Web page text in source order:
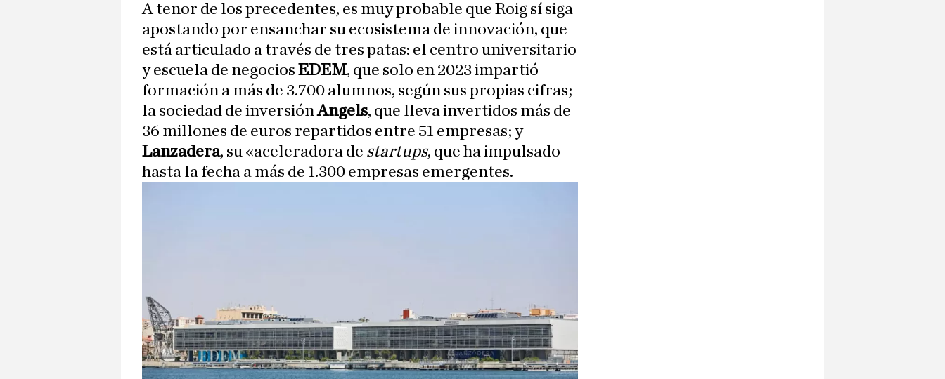
A tenor de los precedentes, es muy probable que Roig sí siga
apostando por ensanchar su ecosistema de innovación, que
está articulado a través de tres patas: el centro universitario
y escuela de negocios EDEM, que solo en 2023 impartió
formación a más de 3.700 alumnos, según sus propias cifras;
la sociedad de inversiónAngels, que lleva invertidos más de
36 millones de euros repartidos entre 51 empresas; y
Lanzadera, su «aceleradora de startups, que ha impulsado
hasta la fecha a más de 1.300 empresas emergentes.